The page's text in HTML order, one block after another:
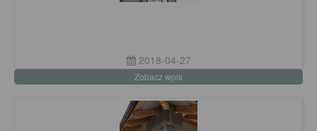
2018-04-27
Zobacz wpis